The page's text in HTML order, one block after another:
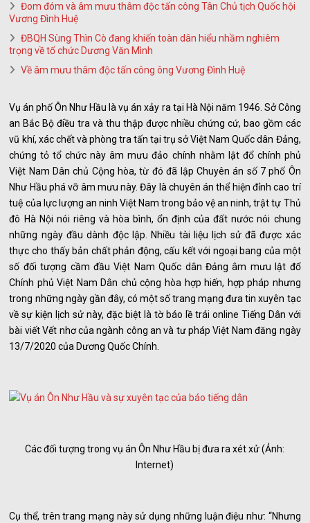
Đom đóm và âm mưu thâm độc tấn công Tân Chủ tịch Quốc hội
Vương Đình Huệ
ĐBQH Sùng Thìn Cò đang khiến toàn dân hiểu nhầm nghiêm
trọng về tổ chức Dương Văn Mình
Về âm mưu thâm độc tấn công ông Vương Đình Huệ
Vụ án phố Ôn Như Hầu là vụ án xảy ra tại Hà Nội năm 1946. Sở Công
an Bắc Bộ điều tra và thu thập được nhiều chứng cứ, bao gồm các
vũ khí, xác chết và phòng tra tấn tại trụ sở Việt Nam Quốc dân Đảng,
chứng tỏ tổ chức này âm mưu đảo chính nhằm lật đổ chính phủ
Việt Nam Dân chủ Cộng hòa, từ đó đã lập Chuyên án số 7 phố Ôn
Như Hầu phá vỡ âm mưu này. Đây là chuyên án thể hiện đỉnh cao trí
tuệ của lực lượng an ninh Việt Nam trong bảo vệ an ninh, trật tự Thủ
đô Hà Nội nói riêng và hòa bình, ổn định của đất nước nói chung
những ngày đầu dành độc lập. Nhiều tài liệu lịch sử đã được xác
thực cho thấy bản chất phản động, cấu kết với ngoại bang của một
số đối tượng cầm đầu Việt Nam Quốc dân Đảng âm mưu lật đổ
Chính phủ Việt Nam Dân chủ cộng hòa hợp hiến, hợp pháp nhưng
trong những ngày gần đây, có một số trang mạng đưa tin xuyên tạc
về sự kiện lịch sử này, đặc biệt là tờ báo lề trái online Tiếng Dân với
bài viết Vết nhơ của ngành công an và tư pháp Việt Nam đăng ngày
13/7/2020 của Dương Quốc Chính.
Các đối tượng trong vụ án Ôn Như Hầu bị đưa ra xét xử (Ảnh:
Internet)
Cụ thể, trên trang mạng này sử dụng những luận điệu như: “Nhưng